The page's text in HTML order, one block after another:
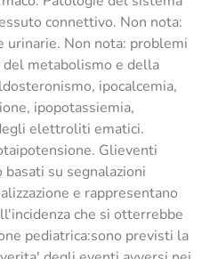
connettivo. Non nota:
urinarie. Non nota: problemi
metabolismo e della
ipocalcemia,
ipopotassiemia,
elettroliti ematici.
Glieventi
su segnalazioni
e rappresentano
che si otterrebbe
pediatrica:sono previsti la